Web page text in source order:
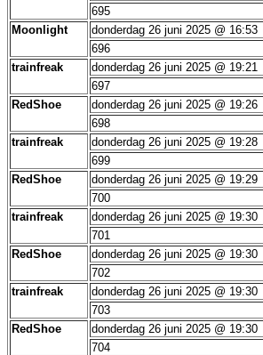
695
Moonlight
donderdag 26 juni 2025 @ 16:53
696
trainfreak
donderdag 26 juni 2025 @ 19:21
697
RedShoe
donderdag 26 juni 2025 @ 19:26
698
trainfreak
donderdag 26 juni 2025 @ 19:28
699
RedShoe
donderdag 26 juni 2025 @ 19:29
700
trainfreak
donderdag 26 juni 2025 @ 19:30
701
RedShoe
donderdag 26 juni 2025 @ 19:30
702
trainfreak
donderdag 26 juni 2025 @ 19:30
703
RedShoe
donderdag 26 juni 2025 @ 19:30
704